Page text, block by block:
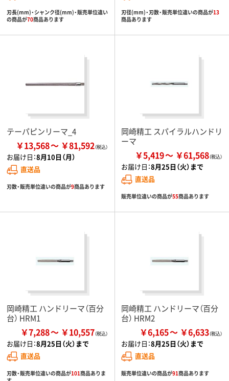
刃長(mm)・シャンク径(mm)・販売単位違い
の商品が70商品あります
刃径(mm)・刃数・販売単位違いの商品が13
商品あります
テーパピンリーマ_4
￥13,568 ￥81,592
お届け日：8月10日（月）
直送品
刃数・販売単位違いの商品が9商品あります
岡崎精工 スパイラルハンドリ
ーマ
￥5,419 ￥61,568
お届け日：8月25日（火）まで
直送品
販売単位違いの商品が55商品あります
岡崎精工 ハンドリーマ（百分
台） HRM1
￥7,288 ￥10,557
お届け日：8月25日（火）まで
直送品
刃数・販売単位違いの商品が101商品ありま
岡崎精工 ハンドリーマ（百分
台） HRM2
￥6,165 ￥6,633
お届け日：8月25日（火）まで
直送品
販売単位違いの商品が91商品あります